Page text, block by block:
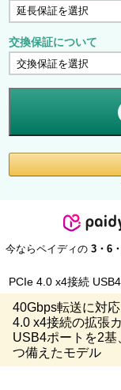
交換保証について
今ならペイディの 3・6
PCIe 4.0 x4接続
40Gbps転送に対
4.0 x4接続の拡張
USB4ポートを2
つ備えたモデル